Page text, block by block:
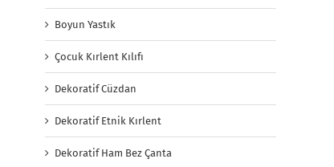
Boyun Yastık
Çocuk Kırlent Kılıfı
Dekoratif Cüzdan
Dekoratif Etnik Kırlent
Dekoratif Ham Bez Çanta